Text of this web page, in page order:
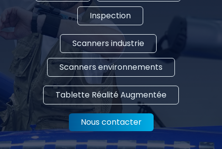
Inspection
Scanners industrie
Scanners environnements
Tablette Réalité Augmentée
Nous contacter